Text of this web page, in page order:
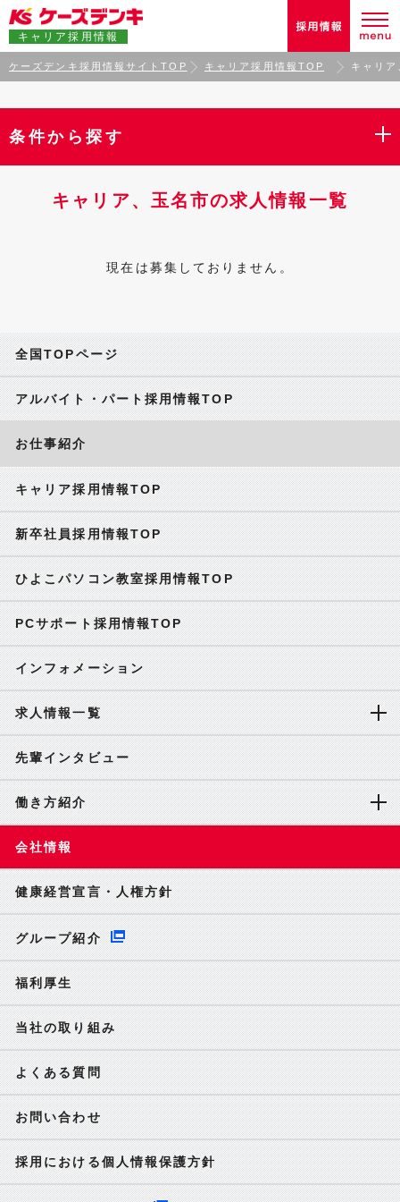
キャリア採用情報
ケーズデンキ採用情報サイトTOP キャリア採用情報TOP キャリ
条件から探す
キャリア、玉名市の求人情報一覧
現在は募集しておりません。
全国TOPページ
アルバイト・パート採用情報TOP
お仕事紹介
キャリア採用情報TOP
新卒社員採用情報TOP
ひよこパソコン教室採用情報TOP
PCサポート採用情報TOP
インフォメーション
求人情報一覧
先輩インタビュー
働き方紹介
会社情報
健康経営宣言・人権方針
グループ紹介
福利厚生
当社の取り組み
よくある質問
お問い合わせ
採用における個人情報保護方針